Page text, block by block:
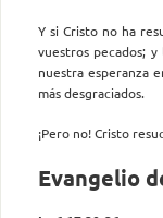
Y si Cristo no ha
vuestros pecados;
nuestra esperanza
más desgraciados.
¡Pero no! Cristo
Evangelio